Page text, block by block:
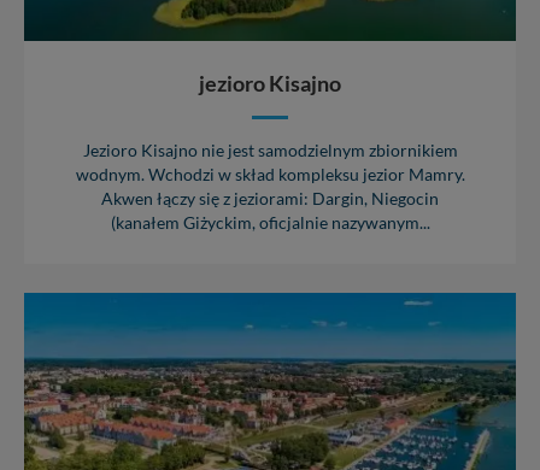
jezioro Kisajno
Jezioro Kisajno nie jest samodzielnym zbiornikiem
wodnym. Wchodzi w skład kompleksu jezior Mamry.
Akwen łączy się z jeziorami: Dargin, Niegocin
(kanałem Giżyckim, oficjalnie nazywanym...